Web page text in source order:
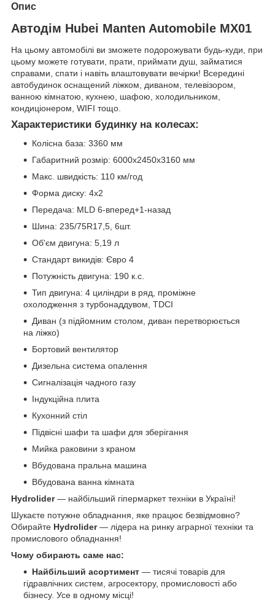
Опис
Автодім Hubei Manten Automobile МХ01
На цьому автомобілі ви зможете подорожувати будь-куди, при
цьому можете готувати, прати, приймати душ, займатися
справами, спати і навіть влаштовувати вечірки! Всередині
автобудинок оснащений ліжком, диваном, телевізором,
ванною кімнатою, кухнею, шафою, холодильником,
кондиціонером, WIFI тощо.
Характеристики будинку на колесах:
Колісна база: 3360 мм
Габаритний розмір: 6000х2450х3160 мм
Макс. швидкість: 110 км/год
Форма диску: 4х2
Передача: MLD 6-вперед+1-назад
Шина: 235/75R17,5, 6шт.
Об'єм двигуна: 5,19 л
Стандарт викидів: Євро 4
Потужність двигуна: 190 к.с.
Тип двигуна: 4 циліндри в ряд, проміжне
охолодження з турбонаддувом, TDCI
Диван (з підйомним столом, диван перетворюється
на ліжко)
Бортовий вентилятор
Дизельна система опалення
Сигналізація чадного газу
Індукційна плита
Кухонний стіл
Підвісні шафи та шафи для зберігання
Мийка раковини з краном
Вбудована пральна машина
Вбудована ванна кімната
Hydrolider— найбільший гіпермаркет техніки в Україні!
Шукаєте потужне обладнання, яке працює безвідмовно?
Обирайте Hydrolider— лідера на ринку аграрної техніки та
промислового обладнання!
Чому обирають саме нас:
Найбільший асортимент — тисячі товарів для
гідравлічних систем, агросектору, промисловості або
бізнесу. Усе в одному місці!